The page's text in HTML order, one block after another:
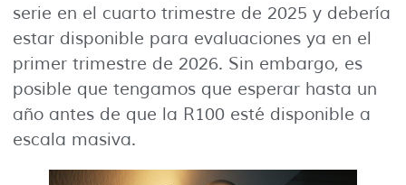
serie en el cuarto trimestre de 2025 y debería
estar disponible para evaluaciones ya en el
primer trimestre de 2026. Sin embargo, es
posible que tengamos que esperar hasta un
año antes de que la R100 esté disponible a
escala masiva.